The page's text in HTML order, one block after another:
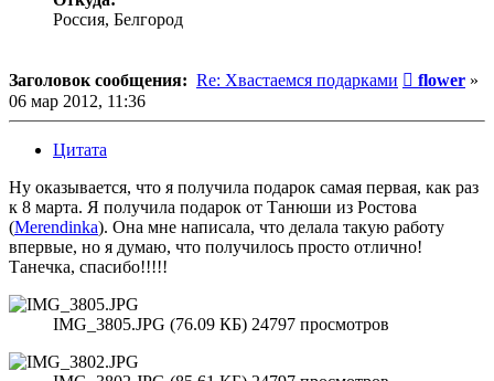
Россия, Белгород
Заголовок сообщения: Re: Хвастаемся подарками flower »
06 мар 2012, 11:36
Цитата
Ну оказывается, что я получила подарок самая первая, как раз
к 8 марта. Я получила подарок от Танюши из Ростова
(Merendinka). Она мне написала, что делала такую работу
впервые, но я думаю, что получилось просто отлично!
Танечка, спасибо!!!!!
IMG_3805.JPG (76.09 КБ) 24797 просмотров